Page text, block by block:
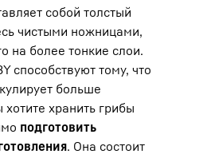
собой толстый
чистыми ножницами,
на более тонкие слои.
способствуют тому, что
больше
хранить грибы
подготовить
. Она состоит